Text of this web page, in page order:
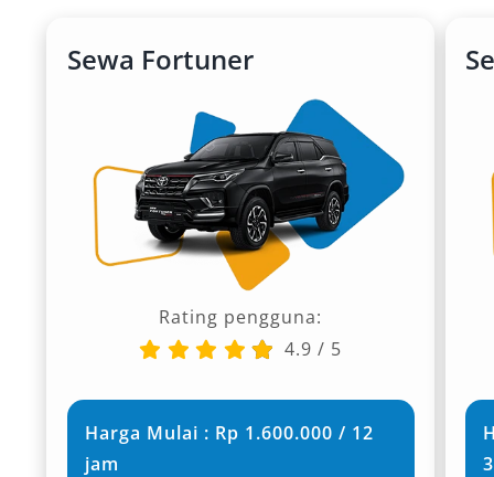
Sewa Fortuner
Rating pengguna:
4.9 / 5
Harga Mulai : Rp 1.600.000 / 12
jam